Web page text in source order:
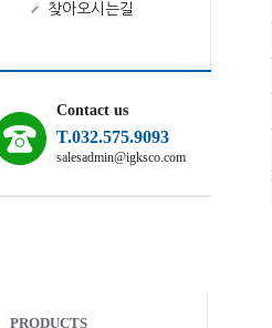
찾아오시는길
Contact us
T.032.575.9093
salesadmin@igksco.com
PRODUCTS